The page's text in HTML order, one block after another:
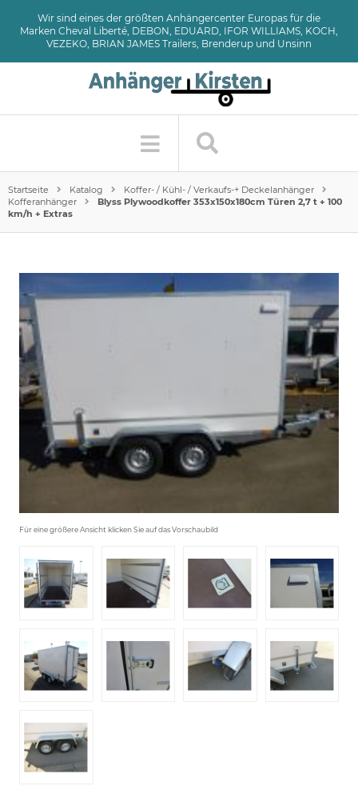
Wir sind eines der größten Anhängercenter Europas für die
Marken Cheval Liberté, DEBON, EDUARD, IFOR WILLIAMS, KOCH,
VEZEKO, BRIAN JAMES Trailers, Brenderup und Unsinn
Startseite Katalog
Koffer- / Kühl- / Verkaufs-+ Deckelanhänger
Kofferanhänger
Blyss Plywoodkoffer 353x150x180cm Türen 2,7 t + 100
km/h + Extras
Für eine größere Ansicht klicken Sie auf das Vorschaubild